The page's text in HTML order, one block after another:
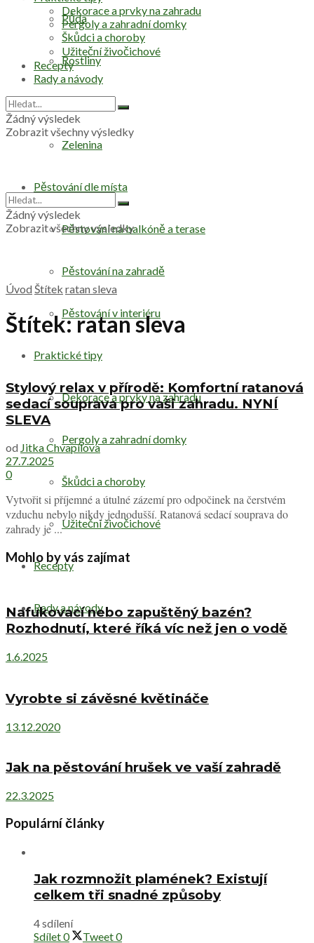
Půda
Rostliny
Zelenina
Pěstování dle místa
Pěstování na balkóně a terase
Pěstování na zahradě
Pěstování v interiéru
Praktické tipy
Dekorace a prvky na zahradu
Pergoly a zahradní domky
Škůdci a choroby
Užiteční živočichové
Recepty
Rady a návody
Dekorace a prvky na zahradu
Pergoly a zahradní domky
Škůdci a choroby
Užiteční živočichové
Recepty
Rady a návody
Žádný výsledek
Zobrazit všechny výsledky
Žádný výsledek
Zobrazit všechny výsledky
Úvod Štítek ratan sleva
Štítek:ratan sleva
Stylový relax v přírodě: Komfortní ratanová
sedací souprava pro vaši zahradu. NYNÍ
SLEVA
od Jitka Chvapilova
27.7.2025
0
Vytvořit si příjemné a útulné zázemí pro odpočinek na čerstvém
vzduchu nebylo nikdy jednodušší. Ratanová sedací souprava do
zahrady je ...
Mohlo by vás zajímat
Nafukovací nebo zapuštěný bazén?
Rozhodnutí, které říká víc než jen o vodě
1.6.2025
Vyrobte si závěsné květináče
13.12.2020
Jak na pěstování hrušek ve vaší zahradě
22.3.2025
Populární články
Jak rozmnožit plamének? Existují
celkem tři snadné způsoby
4 sdílení
Sdílet0 Tweet0